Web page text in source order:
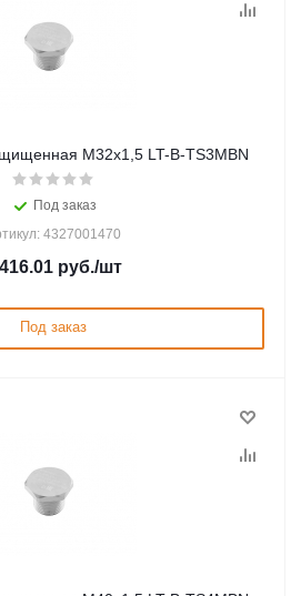
М32х1,5 LT-B-TS3MBN
Под заказ
4327001470
руб./шт
Под заказ